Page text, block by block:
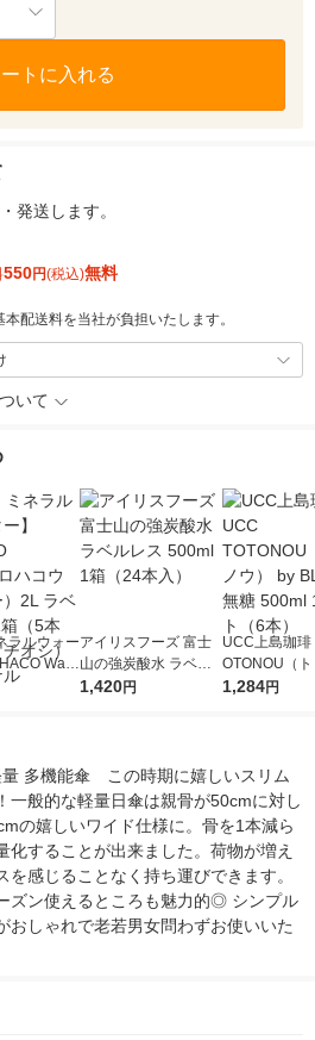
トに入れる
発送します。
550円(税込)無料
配送料を当社が負担いたします。
いて
ラルウォー
Wate
ォータ
アイリスフーズ 富士
山の強炭酸水 ラベル
レス 500ml 1箱（24
1,420円
UCC上島珈琲
OTONOU（
ウ） by
1,284円
多機能傘　この時期に嬉しいスリム
一般的な軽量日傘は親骨が50cmに対し
の嬉しいワイド仕様に。骨を1本減ら
化することが出来ました。荷物が増え
感じることなく持ち運びできます。
ズン使えるところも魅力的◎ シンプル
おしゃれで老若男女問わずお使いいた